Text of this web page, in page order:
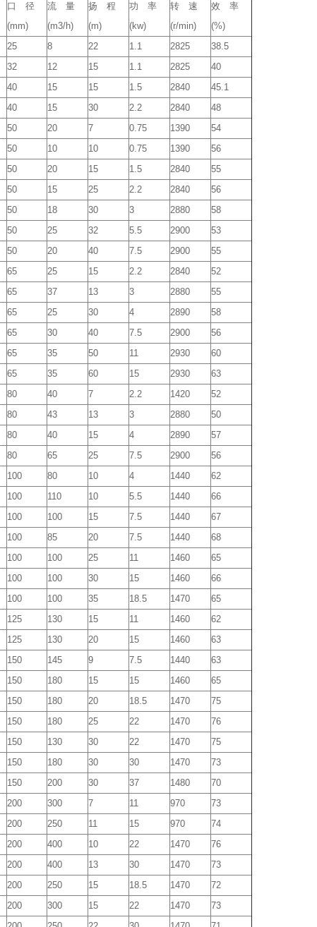
口 径
(mm)
流 量
(m3/h)
扬 程
(m)
功 率
(kw)
转 速
(r/min)
效 率
(%)
25 8 22 1.1 2825
38.5
32 12 15 1.1 2825
40
40 15 15 1.5 2840
45.1
40 15 30 2.2 2840
48
50 20 7 0.75 1390
54
50 10 10 0.75 1390
56
50 20 15 1.5 2840
55
50 15 25 2.2 2840
56
50 18 30 3 2880
58
50 25 32 5.5 2900
53
50 20 40 7.5 2900
55
65 25 15 2.2 2840
52
65 37 13 3 2880
55
65 25 30 4 2890
58
65 30 40 7.5 2900
56
65 35 50 11 2930
60
65 35 60 15 2930
63
80 40 7 2.2 1420
52
80 43 13 3 2880
50
80 40 15 4 2890
57
80 65 25 7.5 2900
56
100 80 10 4 1440
62
100 110 10 5.5 1440
66
100 100 15 7.5 1440
67
100 85 20 7.5 1440
68
100 100 25 11 1460
65
100 100 30 15 1460
66
100 100 35 18.5 1470
65
125 130 15 11 1460
62
125 130 20 15 1460
63
150 145 9 7.5 1440
63
150 180 15 15 1460
65
150 180 20 18.5 1470
75
150 180 25 22 1470
76
150 130 30 22 1470
75
150 180 30 30 1470
73
150 200 30 37 1480
70
200 300 7 11 970
73
200 250 11 15 970
74
200 400 10 22 1470
76
200 400 13 30 1470
73
200 250 15 18.5 1470
72
200 300 15 22 1470
73